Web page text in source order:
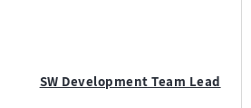
SW Development Team Lead